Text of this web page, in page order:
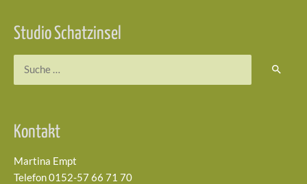
Studio Schatzinsel
Kontakt
Martina Empt
Telefon 0152-57 66 71 70